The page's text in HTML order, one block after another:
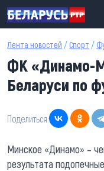
Перейти к основному
Лента новостей / Спорт /
ФК «Динамо-
Беларуси по
Поделиться:
Минское «Динамо» –
результата